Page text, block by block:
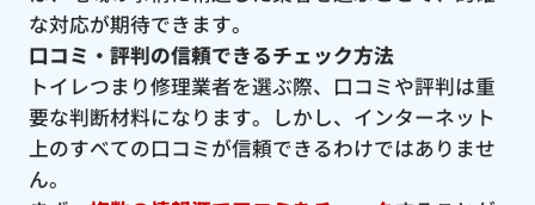
な対応が期待できます。
口コミ・評判の信頼できるチェック方法
トイレつまり修理業者を選ぶ際、口コミや評判は重
要な判断材料になります。しかし、インターネット
上のすべての口コミが信頼できるわけではありませ
ん。